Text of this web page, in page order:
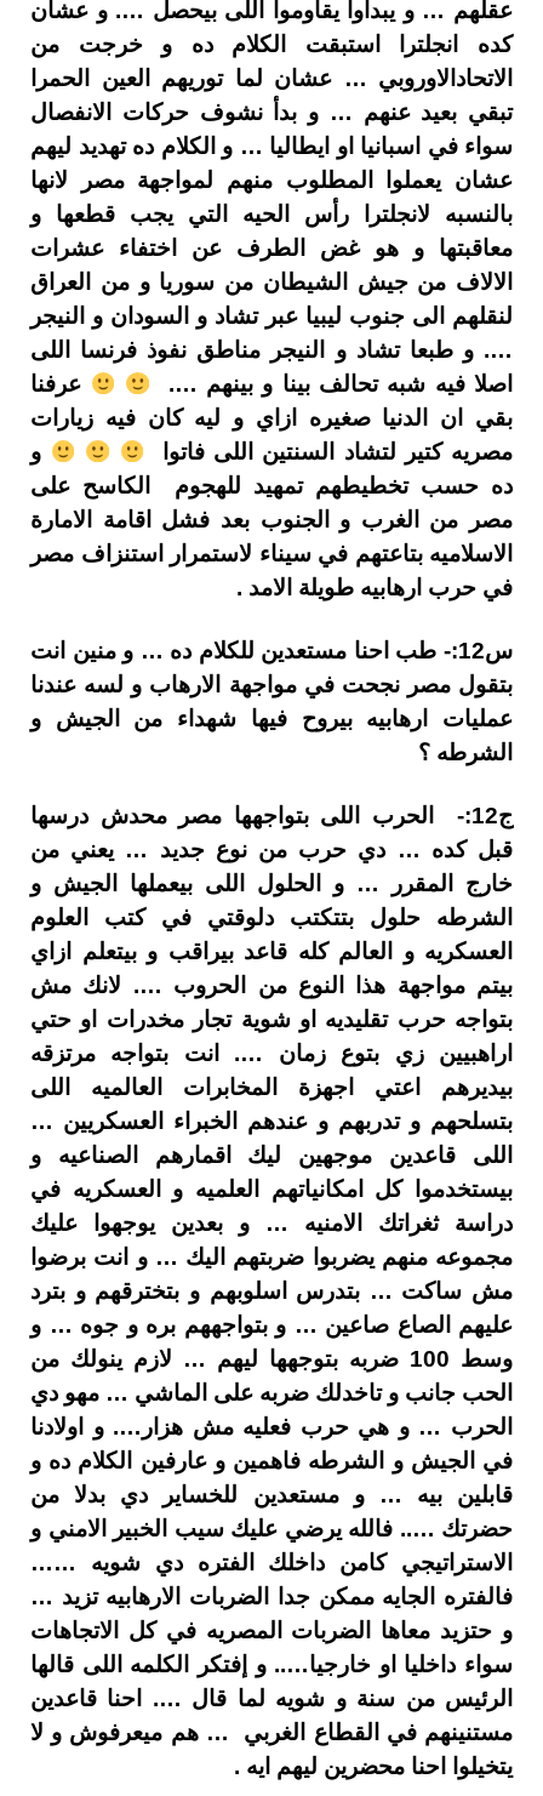
عقلهم … و يبداوا يقاوموا اللى بيحصل …. و عشان
كده انجلترا استبقت الكلام ده و خرجت من
الاتحادالاوروبي … عشان لما توريهم العين الحمرا
تبقي بعيد عنهم … و بدأ نشوف حركات الانفصال
سواء في اسبانيا او ايطاليا … و الكلام ده تهديد ليهم
عشان يعملوا المطلوب منهم لمواجهة مصر لانها
بالنسبه لانجلترا رأس الحيه التي يجب قطعها و
معاقبتها و هو غض الطرف عن اختفاء عشرات
الالاف من جيش الشيطان من سوريا و من العراق
لنقلهم الى جنوب ليبيا عبر تشاد و السودان و النيجر
…. و طبعا تشاد و النيجر مناطق نفوذ فرنسا اللى
اصلا فيه شبه تحالف بينا و بينهم ….
عرفنا
بقي ان الدنيا صغيره ازاي و ليه كان فيه زيارات
مصريه كتير لتشاد السنتين اللى فاتوا
و
ده حسب تخطيطهم تمهيد للهجوم الكاسح على
مصر من الغرب و الجنوب بعد فشل اقامة الامارة
الاسلاميه بتاعتهم في سيناء لاستمرار استنزاف مصر
في حرب ارهابيه طويلة الامد .
س12:- طب احنا مستعدين للكلام ده … و منين انت
بتقول مصر نجحت في مواجهة الارهاب و لسه عندنا
عمليات ارهابيه بيروح فيها شهداء من الجيش و
الشرطه ؟
ج12:- الحرب اللى بتواجهها مصر محدش درسها
قبل كده … دي حرب من نوع جديد … يعني من
خارج المقرر … و الحلول اللى بيعملها الجيش و
الشرطه حلول بتتكتب دلوقتي في كتب العلوم
العسكريه و العالم كله قاعد بيراقب و بيتعلم ازاي
بيتم مواجهة هذا النوع من الحروب …. لانك مش
بتواجه حرب تقليديه او شوية تجار مخدرات او حتي
اراهبيين زي بتوع زمان …. انت بتواجه مرتزقه
بيديرهم اعتي اجهزة المخابرات العالميه اللى
بتسلحهم و تدربهم و عندهم الخبراء العسكريين …
اللى قاعدين موجهين ليك اقمارهم الصناعيه و
بيستخدموا كل امكانياتهم العلميه و العسكريه في
دراسة ثغراتك الامنيه … و بعدين يوجهوا عليك
مجموعه منهم يضربوا ضربتهم اليك … و انت برضوا
مش ساكت … بتدرس اسلوبهم و بتخترقهم و بترد
عليهم الصاع صاعين … و بتواجههم بره و جوه … و
وسط 100 ضربه بتوجهها ليهم … لازم ينولك من
الحب جانب و تاخدلك ضربه على الماشي … مهو دي
الحرب … و هي حرب فعليه مش هزار…. و اولادنا
في الجيش و الشرطه فاهمين و عارفين الكلام ده و
قابلين بيه … و مستعدين للخساير دي بدلا من
حضرتك ….. فالله يرضي عليك سيب الخبير الامني و
الاستراتيجي كامن داخلك الفتره دي شويه ……
فالفتره الجايه ممكن جدا الضربات الارهابيه تزيد …
و حتزيد معاها الضربات المصريه في كل الاتجاهات
سواء داخليا او خارجيا….. و إفتكر الكلمه اللى قالها
الرئيس من سنة و شويه لما قال …. احنا قاعدين
مستنينهم في القطاع الغربي … هم ميعرفوش و لا
يتخيلوا احنا محضرين ليهم ايه .